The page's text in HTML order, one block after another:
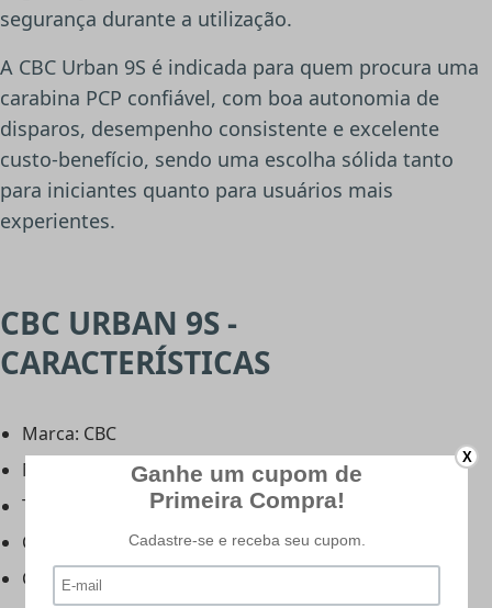
segurança durante a utilização.
A CBC Urban 9S é indicada para quem procura uma
carabina PCP confiável, com boa autonomia de
disparos, desempenho consistente e excelente
custo-benefício, sendo uma escolha sólida tanto
para iniciantes quanto para usuários mais
experientes.
CBC URBAN 9S -
CARACTERÍSTICAS
Marca: CBC
Modelo: Urban 9S
Tipo da carabina:PCP(Pré Charged Pneumatic)
Calibre: 6.35 mm (.25)
Capacidade do magazine: 9 tiros
X